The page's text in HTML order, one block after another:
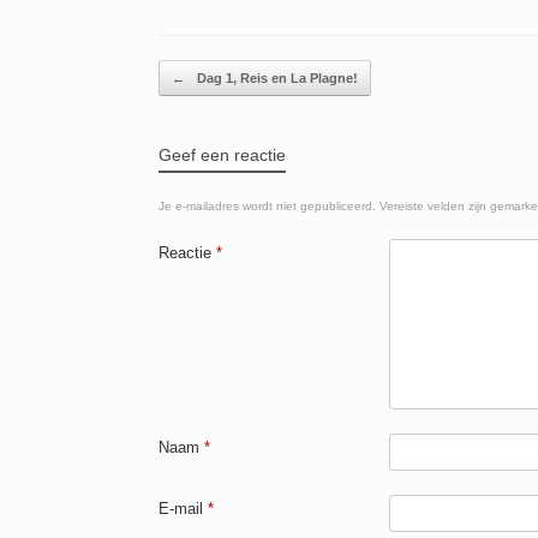
b
o
k
A
p
Berichtnavigatie
← Dag 1, Reis en La Plagne!
Geef een reactie
Je e-mailadres wordt niet gepubliceerd. Vereiste velden zijn
Reactie *
Naam *
E-mail *